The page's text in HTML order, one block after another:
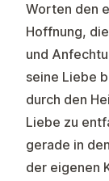
Worten den
Hoffnung,
und
seine Liebe
durch den
Liebe zu
gerade in
der eigenen